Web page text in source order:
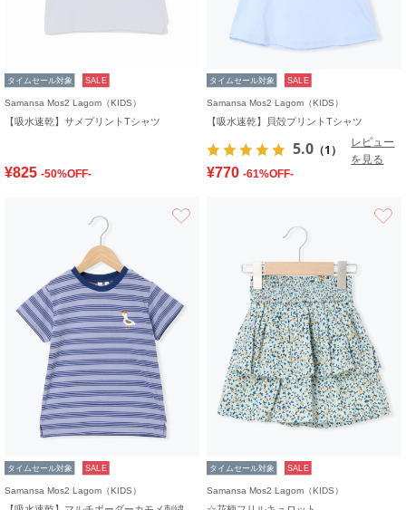
タイムセール対象 SALE
Samansa Mos2 Lagom（KIDS）
【吸水速乾】サメプリントTシャツ
¥825 -50%OFF-
タイムセール対象 SALE
Samansa Mos2 Lagom（KIDS）
【吸水速乾】貝殻プリントTシャツ
5.0 （1）
レビュー
を見る
¥770 -61%OFF-
タイムセール対象 SALE
Samansa Mos2 Lagom（KIDS）
タイムセール対象 SALE
Samansa Mos2 Lagom（KIDS）